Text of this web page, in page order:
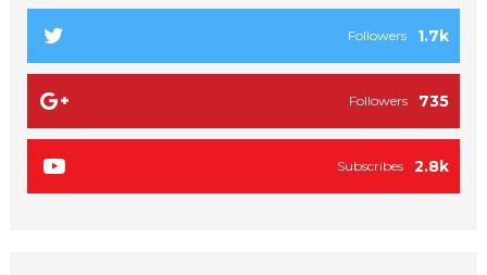
1.7k
Followers
735
Followers
2.8k
Subscribes